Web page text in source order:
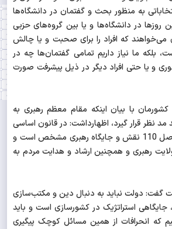
به منظور بحث و گفتمان در دانشگاه‌ها
روزها در دانشگاه‌ها و یا بین گروه‌های حزبی
که افراد را برای صحبت و یا چالش
بلکه ما نیاز داریم تمامی گفتمان‌ها چه در
و یا حتی افراد دیگر در ذیل پیشرفت صورت
با بیان اینکه مقام معظم رهبری به
مد نظر قرار گیرد، اظهارداشت: در قانون اساسی
جمهوری اسلامی ذیل اصل 110 نقش و جایگاه رهبری مشخص است و
رهبری و همچنین ارشاد و هدایت مردم به
گفت: دولت نباید به دنبال دین و مکتب‌‌سازی
جایگاهی استراتژیک در کشورسازی است و باید
که انحرافات از همین مسائل کوچک پیگیری